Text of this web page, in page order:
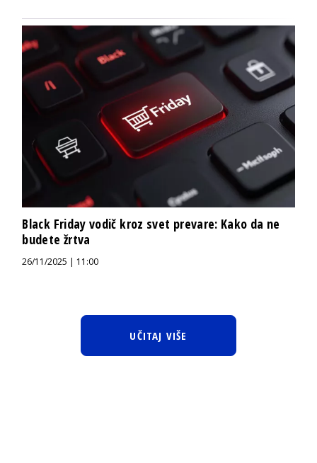
Black Friday vodič kroz svet prevare: Kako da ne
budete žrtva
26/11/2025 | 11:00
UČITAJ VIŠE